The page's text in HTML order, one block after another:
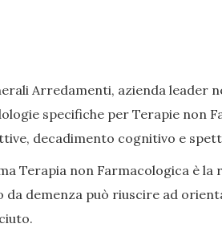
Arredamenti, azienda leader
specifiche per Terapie non
decadimento cognitivo e
Terapia non Farmacologica è
da demenza può riuscire ad